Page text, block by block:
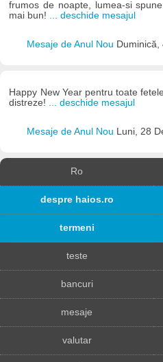
frumos de noapte, lumea-si
mai bun! ... deschide mesajul
Mesaje de Anul Nou
Happy New Year pentru toate
distreze!
... deschide mesajul
Mesaje de Anul Nou Luni, 28
Ro
despre haios.ro
termeni
teste
bancuri
mesaje
valutar